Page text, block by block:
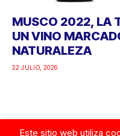
MUSCO 2022, LA
UN VINO
NATURALEZA
22 JULIO, 2026
Este sitio web utiliza